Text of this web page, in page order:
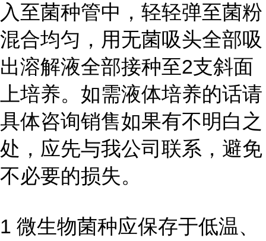
入至菌种管中，轻轻弹至菌粉
混合均匀，用无菌吸头全部吸
出溶解液全部接种至2支斜面
上培养。如需液体培养的话请
具体咨询销售如果有不明白之
处，应先与我公司联系，避免
不必要的损失。
1 微生物菌种应保存于低温、